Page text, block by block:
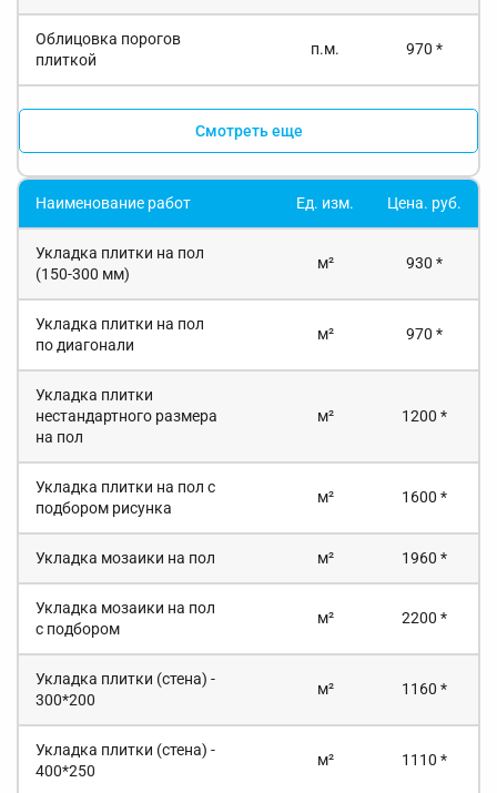
Облицовка порогов
плиткой
п.м. 970 *
Смотреть еще
Наименование работ Ед. изм. Цена. руб.
Укладка плитки на пол
(150-300 мм)
м² 930 *
Укладка плитки на пол
по диагонали
м² 970 *
Укладка плитки
нестандартного размера
на пол
м² 1200 *
Укладка плитки на пол с
подбором рисунка
м² 1600 *
Укладка мозаики на пол м² 1960 *
Укладка мозаики на пол
с подбором
м² 2200 *
Укладка плитки (стена) -
300*200
м² 1160 *
Укладка плитки (стена) -
400*250
м² 1110 *